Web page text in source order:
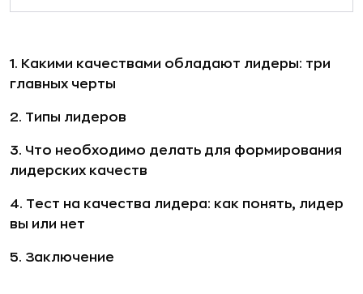
1. Какими качествами обладают лидеры: три
главных черты
2. Типы лидеров
3. Что необходимо делать для формирования
лидерских качеств
4. Тест на качества лидера: как понять, лидер
вы или нет
5. Заключение